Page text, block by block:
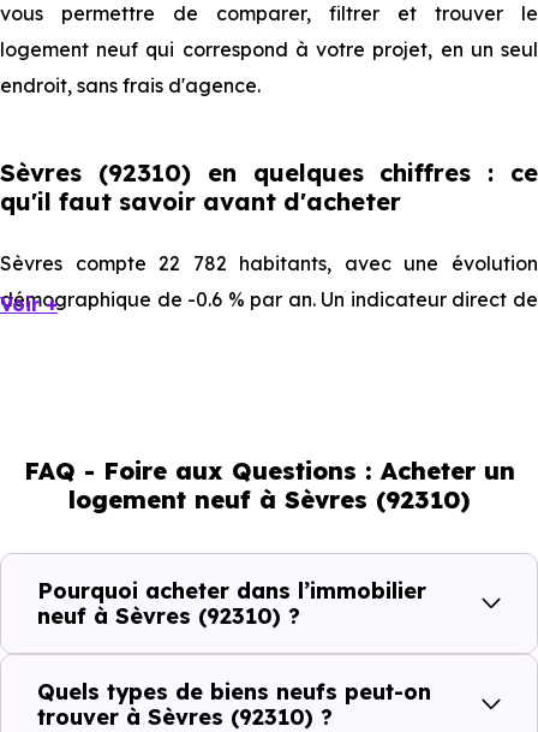
vous permettre de comparer, filtrer et trouver le
logement neuf qui correspond à votre projet, en un seul
endroit, sans frais d'agence.
Sèvres (92310) en quelques chiffres : ce
qu'il faut savoir avant d'acheter
Sèvres compte 22 782 habitants, avec une évolution
démographique de -0.6 % par an. Un indicateur direct de
qui renseigne directement sur la demande locative locale
et les typologies de biens les plus recherchées.
commerces, 80 professions médicales et 17
établissements scolaires. Des équipements du quotidien
qui constituent autant d'arguments concrets pour habiter
ou investir dans la commune.
Voir +
FAQ - Foire aux Questions : Acheter un
logement neuf à Sèvres (92310)
Pourquoi acheter dans l’immobilier
neuf à Sèvres (92310) ?
Quels types de biens neufs peut-on
trouver à Sèvres (92310) ?